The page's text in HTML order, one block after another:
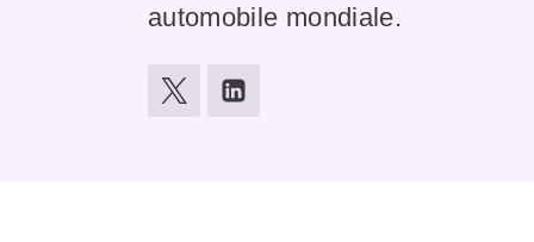
automobile mondiale.